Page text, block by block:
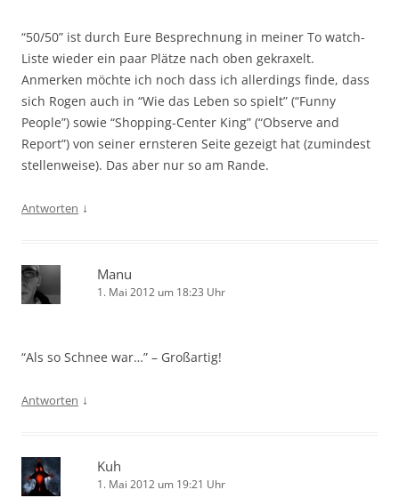
“50/50” ist durch Eure Besprechnung in meiner To watch-
Liste wieder ein paar Plätze nach oben gekraxelt.
Anmerken möchte ich noch dass ich allerdings finde, dass
sich Rogen auch in “Wie das Leben so spielt” (“Funny
People”) sowie “Shopping-Center King” (“Observe and
Report”) von seiner ernsteren Seite gezeigt hat (zumindest
stellenweise). Das aber nur so am Rande.
Antworten ↓
Manu
1. Mai 2012 um 18:23 Uhr
“Als so Schnee war…” – Großartig!
Antworten ↓
Kuh
1. Mai 2012 um 19:21 Uhr